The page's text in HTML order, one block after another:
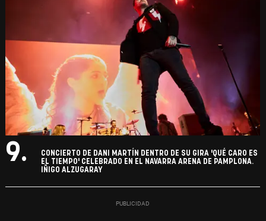
9.
CONCIERTO DE DANI MARTÍN DENTRO DE SU GIRA 'QUÉ CARO ES
EL TIEMPO' CELEBRADO EN EL NAVARRA ARENA DE PAMPLONA.
IÑIGO ALZUGARAY